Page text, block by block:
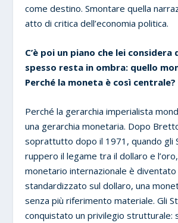
come destino. Smontare quella
atto di critica dell’economia politica.
C’è poi un piano che lei considera
spesso resta in ombra: quello
Perché la moneta è così centrale?
Perché la gerarchia imperialista
una gerarchia monetaria. Dopo
soprattutto dopo il 1971, quando gli
ruppero il legame tra il dollaro e
monetario internazionale è
standardizzato sul dollaro, una
senza più riferimento materiale. Gli
conquistato un privilegio strutturale: